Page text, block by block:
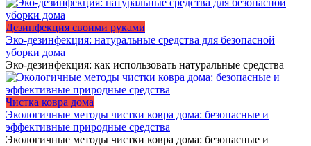
Дезинфекция своими руками
Эко-дезинфекция: натуральные средства для безопасной
уборки дома
Эко-дезинфекция: как использовать натуральные средства
Чистка ковра дома
Экологичные методы чистки ковра дома: безопасные и
эффективные природные средства
Экологичные методы чистки ковра дома: безопасные и